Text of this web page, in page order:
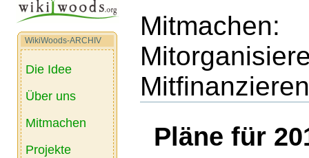
WikiWoods-ARCHIV
Die Idee
Über uns
Mitmachen
Projekte
Mitmachen:
Mitfinanzieren
Pläne für